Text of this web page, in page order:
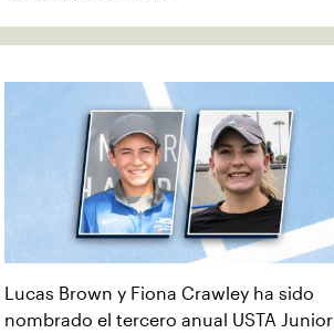
Lucas Brown y Fiona Crawley ha sido
nombrado el tercero anual USTA Junior